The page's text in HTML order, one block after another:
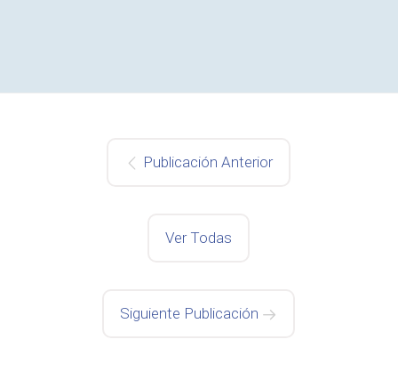
Publicación Anterior
Ver Todas
Siguiente Publicación